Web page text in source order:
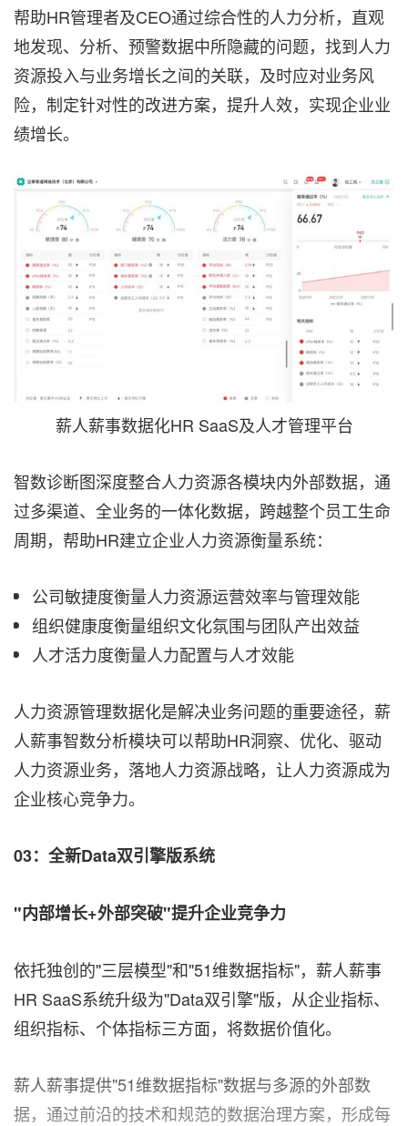
帮助HR管理者及CEO通过综合性的人力分析，直观
地发现、分析、预警数据中所隐藏的问题，找到人力
资源投入与业务增长之间的关联，及时应对业务风
险，制定针对性的改进方案，提升人效，实现企业业
绩增长。
薪人薪事数据化HR SaaS及人才管理平台
智数诊断图深度整合人力资源各模块内外部数据，通
过多渠道、全业务的一体化数据，跨越整个员工生命
周期，帮助HR建立企业人力资源衡量系统：
公司敏捷度衡量人力资源运营效率与管理效能
组织健康度衡量组织文化氛围与团队产出效益
人才活力度衡量人力配置与人才效能
人力资源管理数据化是解决业务问题的重要途径，薪
人薪事智数分析模块可以帮助HR洞察、优化、驱动
人力资源业务，落地人力资源战略，让人力资源成为
企业核心竞争力。
03： 全新Data双引擎版系统
"内部增长+外部突破"提升企业竞争力
依托独创的"三层模型"和"51维数据指标"，薪人薪事
HR SaaS系统升级为"Data双引擎"版，从企业指标、
组织指标、个体指标三方面，将数据价值化。
薪人薪事提供"51维数据指标"数据与多源的外部数
据，通过前沿的技术和规范的数据治理方案，形成每